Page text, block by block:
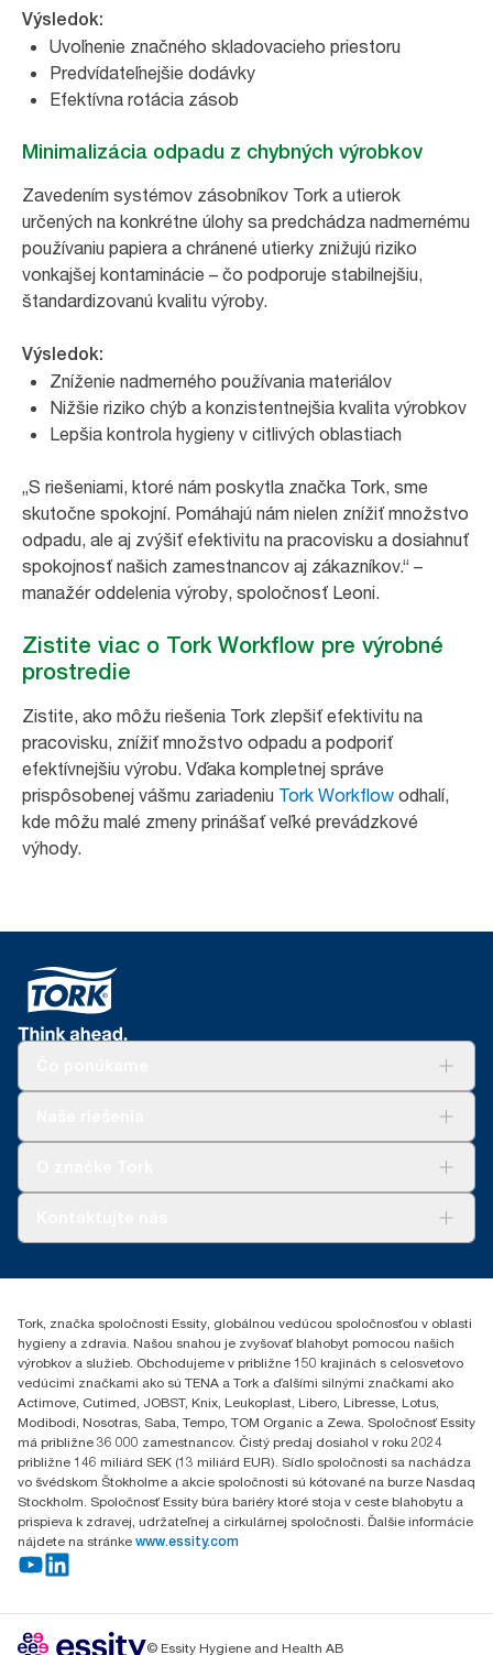
Výsledok:
Uvoľnenie značného skladovacieho priestoru
Predvídateľnejšie dodávky
Efektívna rotácia zásob
Minimalizácia odpadu z chybných výrobkov
Zavedením systémov zásobníkov Tork a utierok
určených na konkrétne úlohy sa predchádza nadmernému
používaniu papiera a chránené utierky znižujú riziko
vonkajšej kontaminácie – čo podporuje stabilnejšiu,
štandardizovanú kvalitu výroby.
Výsledok:
Zníženie nadmerného používania materiálov
Nižšie riziko chýb a konzistentnejšia kvalita výrobkov
Lepšia kontrola hygieny v citlivých oblastiach
„S riešeniami, ktoré nám poskytla značka Tork, sme
skutočne spokojní. Pomáhajú nám nielen znížiť množstvo
odpadu, ale aj zvýšiť efektivitu na pracovisku a dosiahnuť
spokojnosť našich zamestnancov aj zákazníkov.“ –
manažér oddelenia výroby, spoločnosť Leoni.
Zistite viac o Tork Workflow pre výrobné
prostredie
Zistite, ako môžu riešenia Tork zlepšiť efektivitu na
pracovisku, znížiť množstvo odpadu a podporiť
efektívnejšiu výrobu. Vďaka kompletnej správe
prispôsobenej vášmu zariadeniu Tork Workflow odhalí,
kde môžu malé zmeny prinášať veľké prevádzkové
výhody.
Essity Slovakia s.r.o.
049 12 Gemerská Hôrka
Tork, značka spoločnosti Essity, globálnou vedúcou spoločnosťou v oblasti
hygieny a zdravia. Našou snahou je zvyšovať blahobyt pomocou našich
výrobkov a služieb. Obchodujeme v približne 150 krajinách s celosvetovo
vedúcimi značkami ako sú TENA a Tork a ďalšími silnými značkami ako
Actimove, Cutimed, JOBST, Knix, Leukoplast, Libero, Libresse, Lotus,
Modibodi, Nosotras, Saba, Tempo, TOM Organic a Zewa. Spoločnosť Essity
má približne 36 000 zamestnancov. Čistý predaj dosiahol v roku 2024
približne 146 miliárd SEK (13 miliárd EUR). Sídlo spoločnosti sa nachádza
vo švédskom Štokholme a akcie spoločnosti sú kótované na burze Nasdaq
Stockholm. Spoločnosť Essity búra bariéry ktoré stoja v ceste blahobytu a
prispieva k zdravej, udržateľnej a cirkulárnej spoločnosti. Ďalšie informácie
nájdete na stránke www.essity.com
© Essity Hygiene and Health AB